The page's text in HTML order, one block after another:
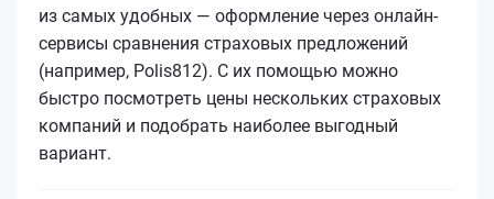
из самых удобных — оформление через онлайн-
сервисы сравнения страховых предложений
(например, Polis812). С их помощью можно
быстро посмотреть цены нескольких страховых
компаний и подобрать наиболее выгодный
вариант.